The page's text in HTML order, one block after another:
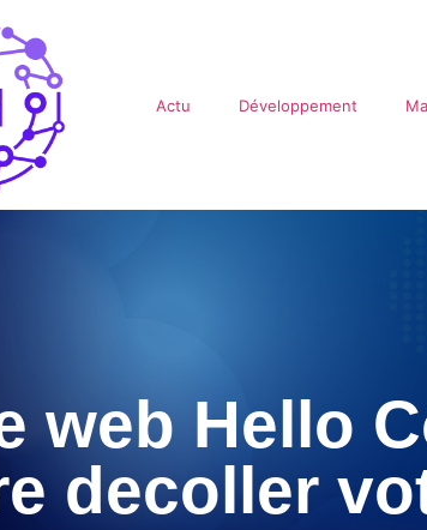
Actu Développement
web Hello
decoller